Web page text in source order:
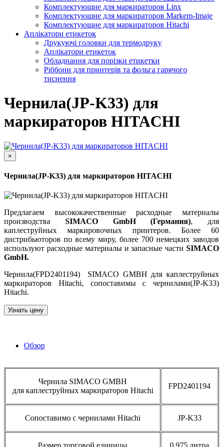
Комплектующие для маркираторов Linx
Комплектующие для маркираторов Markem-Imaje
Комплектующие для маркираторов Hitachi
Аплікатори етикеток
Друкуючі головки для термодруку
Аплікатори етикеток
Обладнання для порізки етикетки
Ріббони для принтерів та фольга гарячого
тиснення
Чернила(JP-K33) для
маркираторов HITACHI
×
Чернила(JP-K33) для маркираторов HITACHI
Предлагаем высококачественные расходные материалы
производства SIMACO GmbH (Германия), для
каплеструйных маркировочных принтеров. Более 60
дистрибьюторов по всему миру, более 700 немецких заводов
используют расходные материалы и запасные части SIMACO
GmbH.
Чернила(FPD2401194) SIMACO GMBH для каплеструйных
маркираторов Hitachi, сопоставимы с чернилами(JP-K33)
Hitachi.
Узнать цену
Обзор
Чернила SIMACO GMBH
для каплеструйных маркираторов Hitachi
FPD2401194
Сопоставимо с чернилами Hitachi JP-K33